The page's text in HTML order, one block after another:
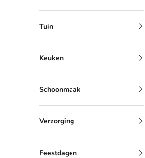
Tuin
Keuken
Schoonmaak
Verzorging
Feestdagen